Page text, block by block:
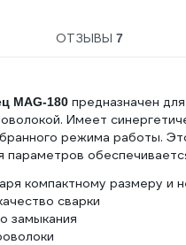
ОТЗЫВЫ7
MAG-180 предназначен
Имеет
режима работы.
параметров
компактному размеру и
сварки
замыкания